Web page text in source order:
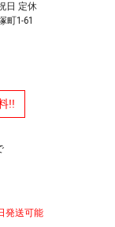
日 定休
町1-61
!!
発送可能